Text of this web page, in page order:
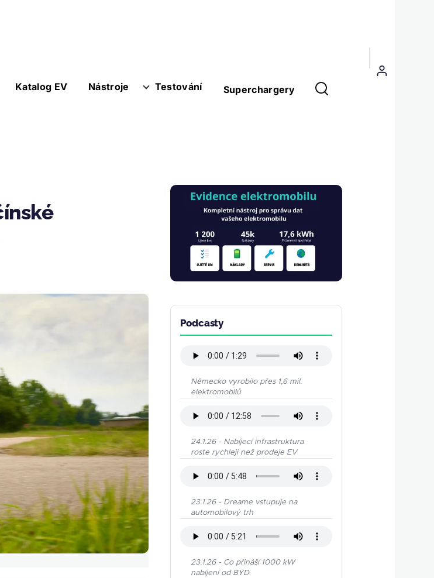
Katalog EV Nástroje Testování Superchargery
Menu
uživatelského
Obrázek
Podcasty
Německo vyrobilo přes 1,6 mil.
elektromobilů
24.1.26 - Nabíjecí infrastruktura
roste rychleji než prodeje EV
23.1.26 - Dreame vstupuje na
automobilový trh
23.1.26 - Co přináší 1000 kW
nabíjení od BYD